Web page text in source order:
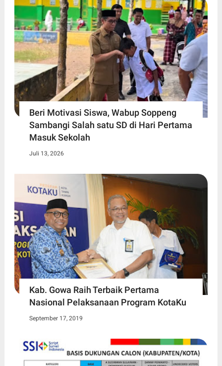
Beri Motivasi Siswa, Wabup Soppeng
Sambangi Salah satu SD di Hari Pertama
Masuk Sekolah
Juli 13, 2026
Kab. Gowa Raih Terbaik Pertama
Nasional Pelaksanaan Program KotaKu
September 17, 2019